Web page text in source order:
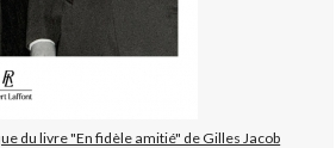
du livre "En fidèle amitié" de Gilles Jacob